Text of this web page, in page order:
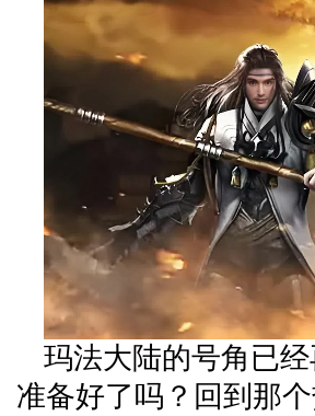
玛法大陆的号角已
准备好了吗？回到那